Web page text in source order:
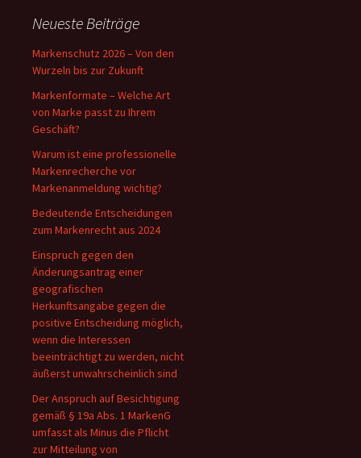
Neueste Beiträge
Markenschutz 2026 – Von den
Wurzeln bis zur Zukunft
Markenformate – Welche Art
von Marke passt zu Ihrem
Geschäft?
Warum ist eine professionelle
Markenrecherche vor
Markenanmeldung wichtig?
Bedeutende Entscheidungen
zum Markenrecht aus 2024
Einspruch gegen den
Änderungsantrag einer
geografischen
Herkunftsangabe gegen die
positive Entscheidung möglich,
wenn die Interessen
beeinträchtigt zu werden, nicht
äußerst unwahrscheinlich sind
Der Anspruch auf Besichtigung
gemäß § 19a Abs. 1 MarkenG
umfasst als Minus die Pflicht
zur Mitteilung von